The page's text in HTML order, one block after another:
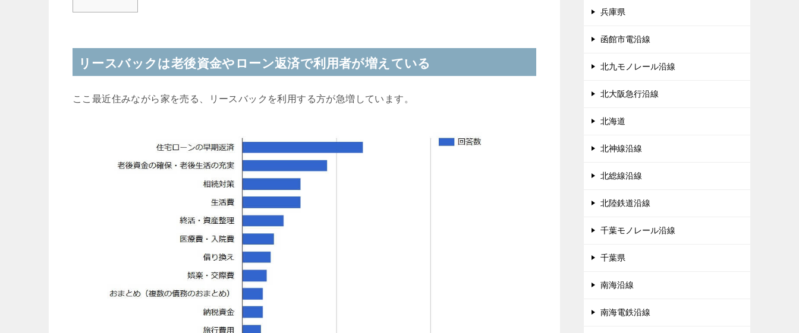
リースバックは老後資金やローン返済で利用者が増えている
ここ最近住みながら家を売る、リースバックを利用する方が急増しています。
兵庫県
函館市電沿線
北九モノレール沿線
北大阪急行沿線
北海道
北神線沿線
北総線沿線
北陸鉄道沿線
千葉モノレール沿線
千葉県
南海沿線
南海電鉄沿線